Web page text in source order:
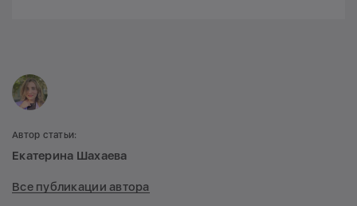
Автор статьи:
Екатерина Шахаева
Все публикации автора